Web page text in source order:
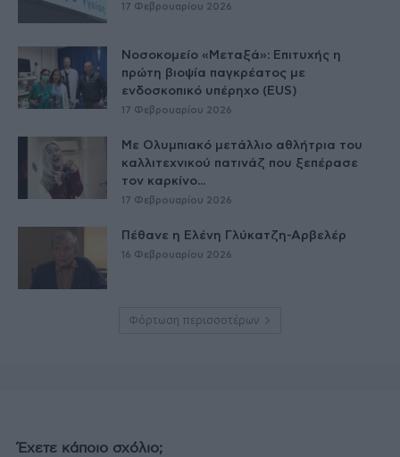
17 Φεβρουαρίου 2026
Νοσοκομείο «Μεταξά»: Επιτυχής η
πρώτη βιοψία παγκρέατος με
ενδοσκοπικό υπέρηχο (EUS)
17 Φεβρουαρίου 2026
Με Ολυμπιακό μετάλλιο αθλήτρια του
καλλιτεχνικού πατινάζ που ξεπέρασε
τον καρκίνο...
17 Φεβρουαρίου 2026
Πέθανε η Ελένη Γλύκατζη-Αρβελέρ
16 Φεβρουαρίου 2026
Φόρτωση περισσοτέρων
Έχετε κάποιο σχόλιο;